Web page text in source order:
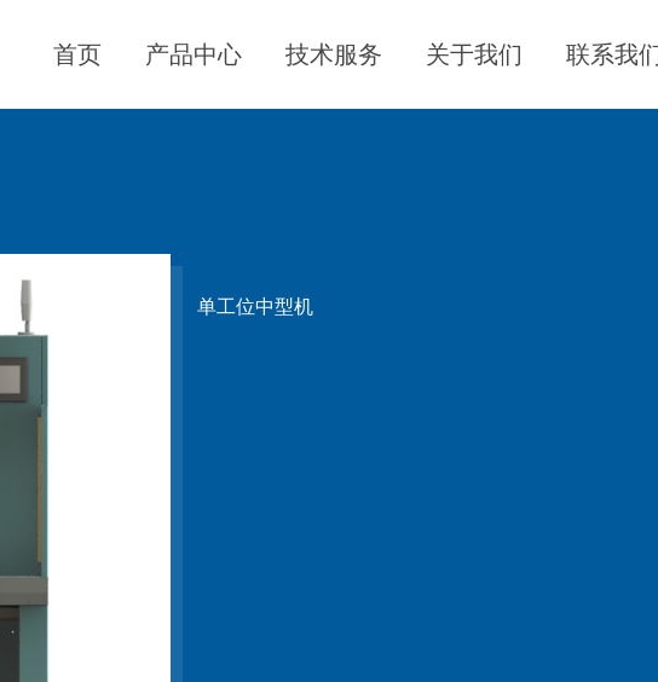
首页 产品中心 技术服务 关于我们 联系我
单工位中型机